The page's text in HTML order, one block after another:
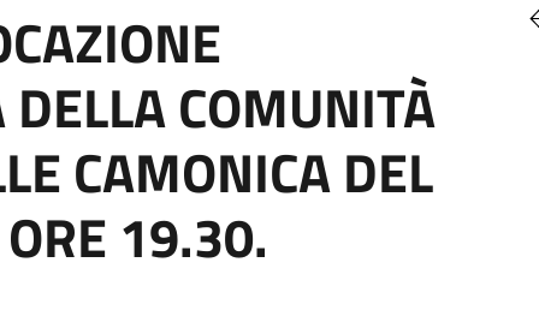
COMUNITÀ
CAMONICA DEL
19.30.